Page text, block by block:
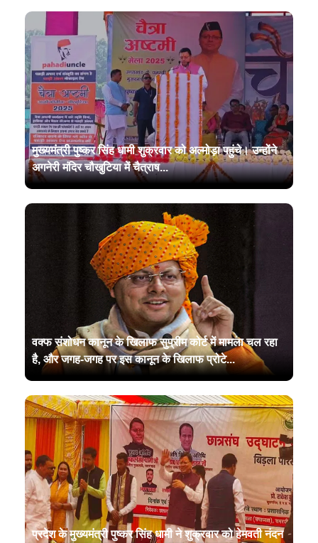
मुख्यमंत्री पुष्कर सिंह धामी शुक्रवार को अल्मोड़ा पहुंचे। उन्होंने
अगनेरी मंदिर चौखुटिया में चैत्राष...
वक्फ संशोधन कानून के खिलाफ सुप्रीम कोर्ट में मामला चल रहा
है, और जगह-जगह पर इस कानून के खिलाफ प्रोटे...
प्रदेश के मुख्यमंत्री पुष्कर सिंह धामी ने शुक्रवार को हेमवती नंदन